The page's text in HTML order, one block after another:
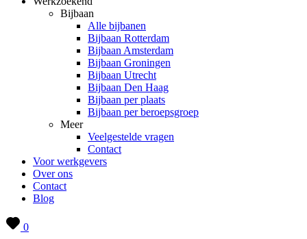
Bijbaan
Alle bijbanen
Bijbaan Rotterdam
Bijbaan Amsterdam
Bijbaan Groningen
Bijbaan Utrecht
Bijbaan Den Haag
Bijbaan per plaats
Bijbaan per beroepsgroep
Meer
Veelgestelde vragen
Contact
Voor werkgevers
Over ons
Contact
Blog
0